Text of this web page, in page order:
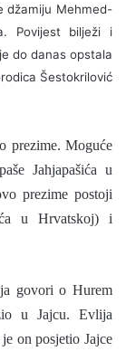
džamiju Mehmed-
Povijest bilježi i
do danas opstala
Šestokrilović
prezime. Moguće
Jahjapašića u
prezime postoji
u Hrvatskoj) i
govori o Hurem
u Jajcu. Evlija
on posjetio Jajce